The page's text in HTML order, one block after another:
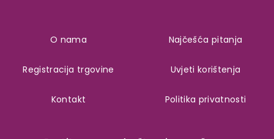
O nama
Registracija trgovine
Kontakt
Najčešća pitanja
Uvjeti korištenja
Politika privatnosti